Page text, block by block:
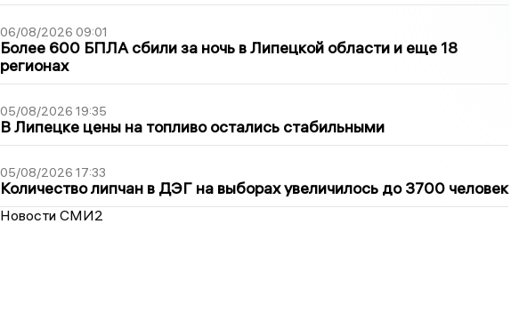
06/08/2026 09:01
Более 600 БПЛА сбили за ночь в Липецкой области и еще 18
регионах
05/08/2026 19:35
В Липецке цены на топливо остались стабильными
05/08/2026 17:33
Количество липчан в ДЭГ на выборах увеличилось до 3700 человек
Новости СМИ2